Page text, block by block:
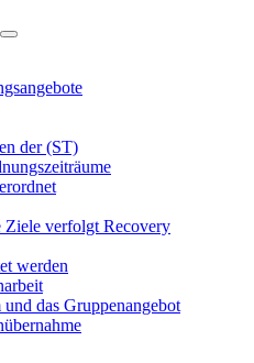
der (ST)
verfolgt Recovery
werden
das Gruppenangebot